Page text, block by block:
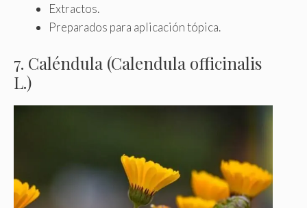
Extractos.
Preparados para aplicación tópica.
7. Caléndula (Calendula officinalis
L.)